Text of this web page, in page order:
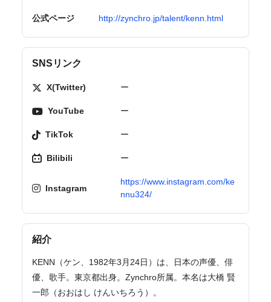
公式ページ http://zynchro.jp/talent/kenn.html
SNSリンク
X(Twitter) ー
YouTube ー
TikTok ー
Bilibili ー
Instagram
https://www.instagram.com/ke
nnu324/
紹介
KENN（ケン、1982年3月24日）は、日本の声優、俳
優、歌手。東京都出身。Zynchro所属。本名は大橋 賢
一郎（おおはし けんいちろう）。